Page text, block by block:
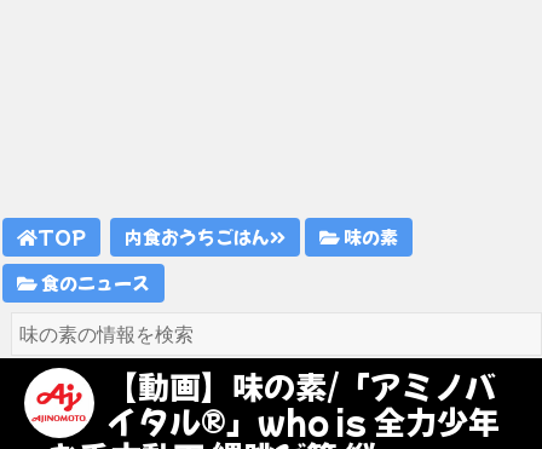
TOP 内食おうちごはん
味の素
食のニュース
【動画】味の素/「アミノバ
イタル®」who is 全力少年